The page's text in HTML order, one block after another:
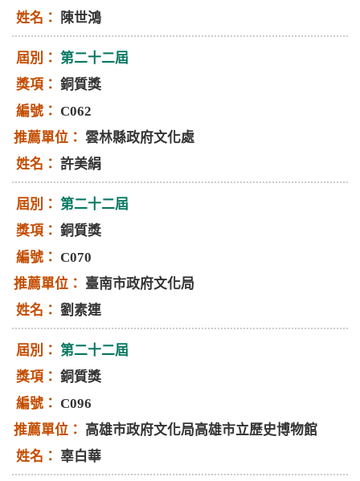
陳世鴻
第二十二屆
銅質獎
C062
雲林縣政府文化處
許美絹
第二十二屆
銅質獎
C070
臺南市政府文化局
劉素連
第二十二屆
銅質獎
C096
高雄市政府文化局高雄市立歷史博物館
辜白華